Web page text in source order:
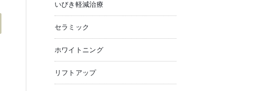
いびき軽減治療
セラミック
ホワイトニング
リフトアップ